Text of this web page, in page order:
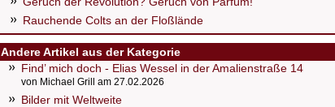
Rauchende Colts an der Floßlände
Andere Artikel aus der Kategorie
Find’ mich doch - Elias Wessel in der Amalienstraße 14
von Michael Grill am 27.02.2026
Bilder mit Weltweite